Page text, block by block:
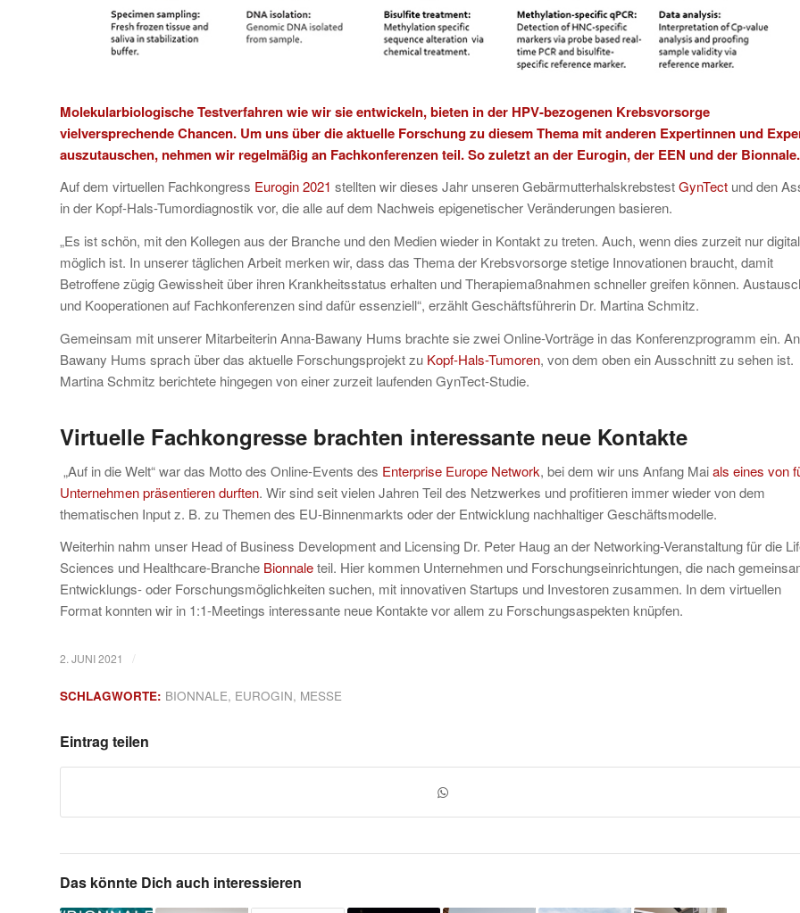
Molekularbiologische Testverfahren wie wir sie entwickeln, bieten in der HPV-bezogenen Krebsvorsorge
vielversprechende Chancen. Um uns über die aktuelle Forschung zu diesem Thema mit anderen Expertinnen und
auszutauschen, nehmen wir regelmäßig an Fachkonferenzen teil. So zuletzt an der Eurogin, der EEN und der Bionnale.
Auf dem virtuellen Fachkongress Eurogin 2021 stellten wir dieses Jahr unseren GebärmutterhalskrebstestGynTect und den
in der Kopf-Hals-Tumordiagnostik vor, die alle auf dem Nachweis epigenetischer Veränderungen basieren.
„Es ist schön, mit den Kollegen aus der Branche und den Medien wieder in Kontakt zu treten. Auch, wenn dies zurzeit nur digital
möglich ist. In unserer täglichen Arbeit merken wir, dass das Thema der Krebsvorsorge stetige Innovationen braucht, damit
Betroffene zügig Gewissheit über ihren Krankheitsstatus erhalten und Therapiemaßnahmen schneller greifen können.
und Kooperationen auf Fachkonferenzen sind dafür essenziell“, erzählt Geschäftsführerin Dr. Martina Schmitz.
Gemeinsam mit unserer Mitarbeiterin Anna-Bawany Hums brachte sie zwei Online-Vorträge in das Konferenzprogramm ein.
Bawany Hums sprach über das aktuelle Forschungsprojekt zu Kopf-Hals-Tumoren, von dem oben ein Ausschnitt zu sehen ist.
Martina Schmitz berichtete hingegen von einer zurzeit laufenden GynTect-Studie.
Virtuelle Fachkongresse brachten interessante neue Kontakte
„Auf in die Welt“ war das Motto des Online-Events des Enterprise Europe Network, bei dem wir uns Anfang Maials eines von
Unternehmen präsentieren durften. Wir sind seit vielen Jahren Teil des Netzwerkes und profitieren immer wieder von dem
thematischen Input z. B. zu Themen des EU-Binnenmarkts oder der Entwicklung nachhaltiger Geschäftsmodelle.
Weiterhin nahm unser Head of Business Development and Licensing Dr. Peter Haug an der Networking-Veranstaltung für die
Sciences und Healthcare-Branche Bionnaleteil. Hier kommen Unternehmen und Forschungseinrichtungen, die nach
Entwicklungs- oder Forschungsmöglichkeiten suchen, mit innovativen Startups und Investoren zusammen. In dem virtuellen
Format konnten wir in 1:1-Meetings interessante neue Kontakte vor allem zu Forschungsaspekten knüpfen.
2. JUNI 2021 /
SCHLAGWORTE: BIONNALE, EUROGIN, MESSE
Eintrag teilen
Das könnte Dich auch interessieren